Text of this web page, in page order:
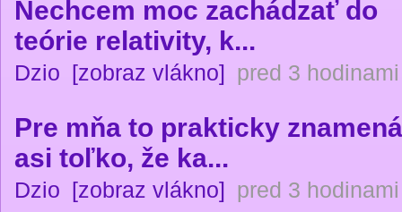
Nechcem moc zachádzať do
teórie relativity, k...
Dzio [zobraz vlákno] pred 3 hodinami
Pre mňa to prakticky znamená
asi toľko, že ka...
Dzio [zobraz vlákno] pred 3 hodinami